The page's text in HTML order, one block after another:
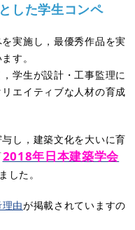
した学生コンペ
実施し，最優秀作品を実
す。
学生が設計・工事監理に
エイティブな人材の育成
し，建築文化を大いに育
2018年日本建築学会
した。
由が掲載されていますの